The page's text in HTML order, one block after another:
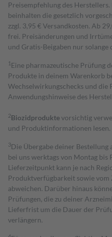
Preisempfehlung des Herstellers.
beinhalten die gesetzlich
zzgl. 3,95 € Versandkosten. Ab
frei. Preisänderungen und
und Gratis-Beigaben nur
1 Eine pharmazeutische Prüfung
Produkte in deinem Warenkorb
Wechselwirkungschecks und die
Anwendungshinweise des
2Biozidproduktevorsichtig
und Produktinformationen lesen.
3Die Übergabe deiner
bei uns werktags von Montag bis
Lieferzeitpunkt kann je nach
Produktverfügbarkeit sowie vom
abweichen. Darüber hinaus
Prüfungen, die zu deiner
Lieferfrist um die Dauer der
verlängern.